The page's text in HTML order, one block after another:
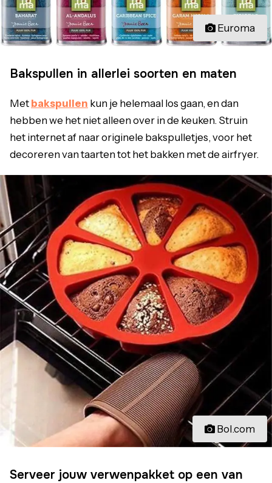
Euroma
Bakspullen in allerlei soorten en maten
Met bakspullen kun je helemaal los gaan, en dan
hebben we het niet alleen over in de keuken. Struin
het internet af naar originele bakspulletjes, voor het
decoreren van taarten tot het bakken met de airfryer.
Bol.com
Serveer jouw verwenpakket op een van